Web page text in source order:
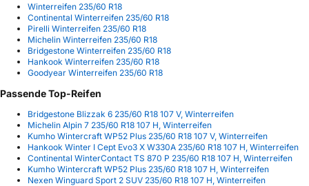
Winterreifen 235/60 R18
Continental Winterreifen 235/60 R18
Pirelli Winterreifen 235/60 R18
Michelin Winterreifen 235/60 R18
Bridgestone Winterreifen 235/60 R18
Hankook Winterreifen 235/60 R18
Goodyear Winterreifen 235/60 R18
Passende Top-Reifen
Bridgestone Blizzak 6 235/60 R18 107 V, Winterreifen
Michelin Alpin 7 235/60 R18 107 H, Winterreifen
Kumho Wintercraft WP52 Plus 235/60 R18 107 V, Winterreifen
Hankook Winter I Cept Evo3 X W330A 235/60 R18 107 H, Winterreifen
Continental WinterContact TS 870 P 235/60 R18 107 H, Winterreifen
Kumho Wintercraft WP52 Plus 235/60 R18 107 H, Winterreifen
Nexen Winguard Sport 2 SUV 235/60 R18 107 H, Winterreifen